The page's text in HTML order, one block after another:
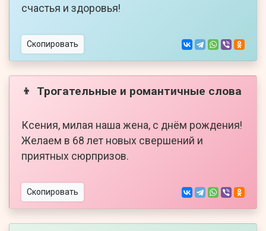
счастья и здоровья!
Скопировать
👦 Трогательные и романтичные слова
Ксения, милая наша жена, с днём рождения!
Желаем в 68 лет новых свершений и
приятных сюрпризов.
Скопировать